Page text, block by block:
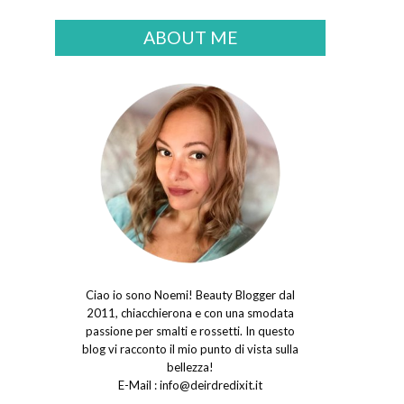
ABOUT ME
Ciao io sono Noemi! Beauty Blogger dal
2011, chiacchierona e con una smodata
passione per smalti e rossetti. In questo
blog vi racconto il mio punto di vista sulla
bellezza!
E-Mail :info@deirdredixit.it